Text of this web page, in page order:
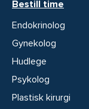
Bestill time
Endokrinolog
Gynekolog
Hudlege
Psykolog
Plastisk kirurgi